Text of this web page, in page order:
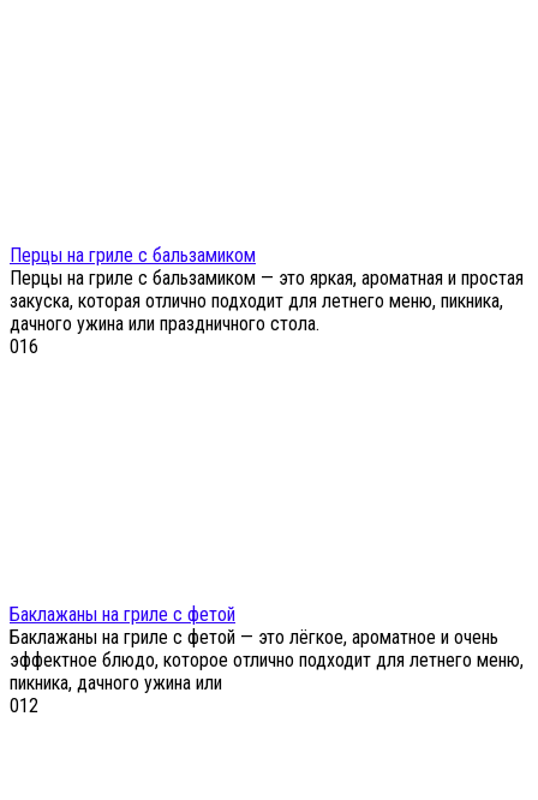
Перцы на гриле с бальзамиком
Перцы на гриле с бальзамиком — это яркая, ароматная и простая
закуска, которая отлично подходит для летнего меню, пикника,
дачного ужина или праздничного стола.
016
Баклажаны на гриле с фетой
Баклажаны на гриле с фетой — это лёгкое, ароматное и очень
эффектное блюдо, которое отлично подходит для летнего меню,
пикника, дачного ужина или
012